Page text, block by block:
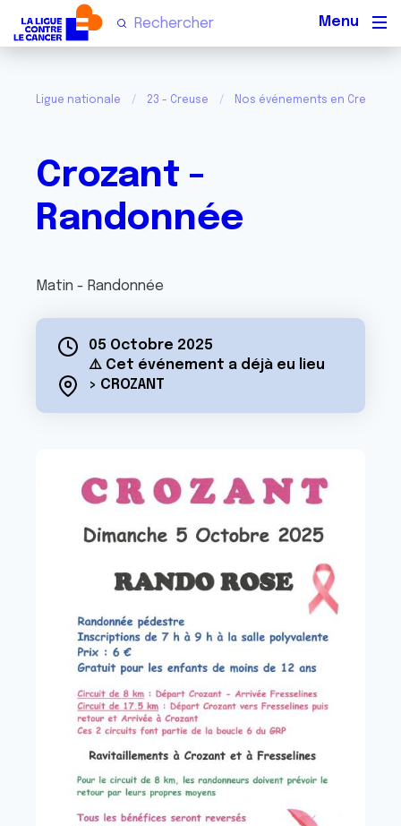
Ligue nationale 23 - Creuse Nos événements en Creuse
Crozant -
Randonnée
Matin - Randonnée
05 Octobre 2025
⚠️ Cet événement a déjà eu lieu
> CROZANT